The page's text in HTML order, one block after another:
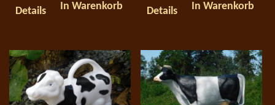
Details In Warenkorb Details In Warenkorb